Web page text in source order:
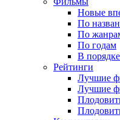
Новые
По
По
По годам
В
Рейтинги
Лучшие
Лучшие